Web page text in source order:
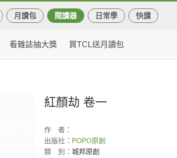
月讀包 閱讀器 日常學 快讀
看雜誌抽大獎 買TCL送月讀包
紅顏劫 卷一
作
者：
出版社： POPO原創
類
別： 城邦原創